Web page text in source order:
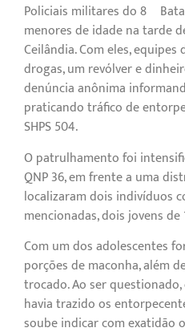
Policiais militares do 8º
menores de idade na tarde
Ceilândia. Com eles, equipes
drogas, um revólver e
denúncia anônima
praticando tráfico de
SHPS 504.
O patrulhamento foi
QNP 36, em frente a uma
localizaram dois indivíduos
mencionadas, dois jovens de
Com um dos adolescentes
porções de maconha, além
trocado. Ao ser
havia trazido os
soube indicar com exatidão